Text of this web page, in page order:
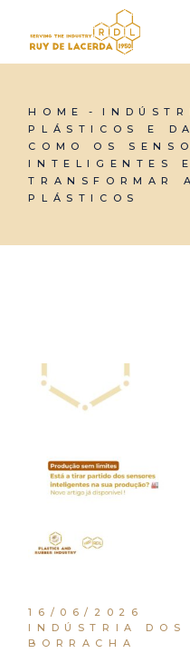
HOME
PLÁSTICOS E
COMO OS
INTELIGENTES
TRANSFORMAR
PLÁSTICOS
16/06/2026
INDÚSTRIA
BORRACHA